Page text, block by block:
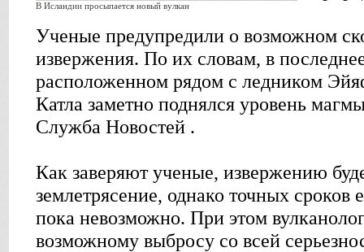
В Исландии просыпается новый вулкан
Ученые предупредили о возможном
извержения. По их словам, в
расположенном рядом с ледником
Катла заметно поднялся уровень
Служба Новостей .
Как заверяют ученые, извержению
землетрясение, однако точных сроков
пока невозможно. При этом
возможному выбросу со всей